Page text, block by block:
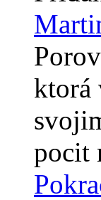
ktorá
pocit